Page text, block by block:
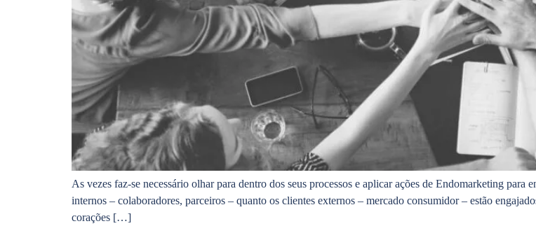
As vezes faz-se necessário olhar para dentro dos seus processos e aplicar ações de Endomarketing
internos – colaboradores, parceiros – quanto os clientes externos – mercado consumidor – estão
corações […]